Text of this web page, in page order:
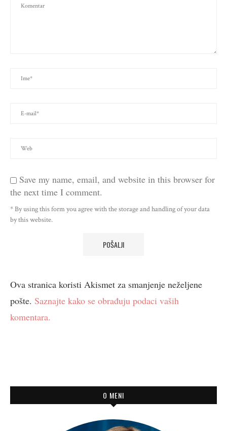
Save my name, email, and website in this browser for
the next time I comment.
* By using this form you agree with the storage and handling of your data
by this website.
Ova stranica koristi Akismet za smanjenje neželjene
pošte. Saznajte kako se obrađuju podaci vaših
komentara.
O MENI